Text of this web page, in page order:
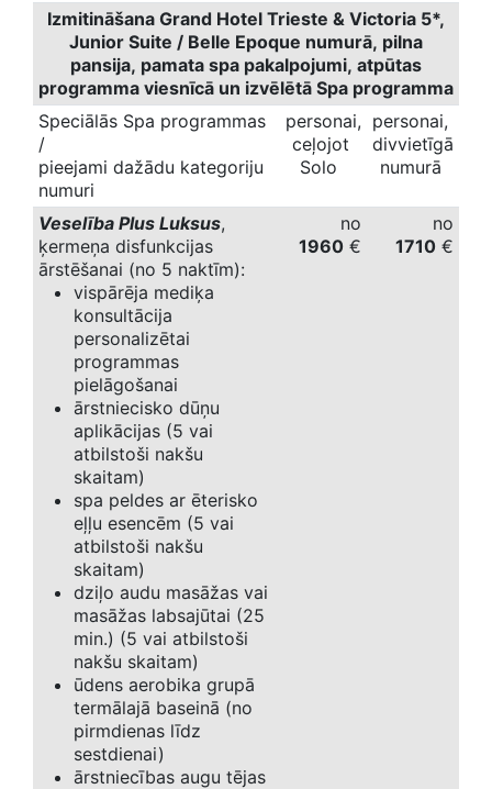
Izmitināšana Grand Hotel Trieste & Victoria 5*,
Junior Suite / Belle Epoque numurā, pilna
pansija, pamata spa pakalpojumi, atpūtas
programma viesnīcā un izvēlētā Spa programma
Speciālās Spa programmas
/
pieejami dažādu kategoriju
numuri
personai,
ceļojot
Solo
personai,
divvietīgā
numurā
Veselība Plus Luksus,
ķermeņa disfunkcijas
ārstēšanai (no 5 naktīm):
vispārēja mediķa
konsultācija
personalizētai
programmas
pielāgošanai
ārstniecisko dūņu
aplikācijas (5 vai
atbilstoši nakšu
skaitam)
spa peldes ar ēterisko
eļļu esencēm (5 vai
atbilstoši nakšu
skaitam)
dziļo audu masāžas vai
masāžas labsajūtai (25
min.) (5 vai atbilstoši
nakšu skaitam)
ūdens aerobika grupā
termālajā baseinā (no
pirmdienas līdz
sestdienai)
ārstniecības augu tējas
no
1960 €
no
1710 €